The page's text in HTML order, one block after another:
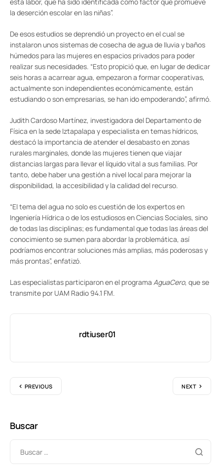
la deserción escolar en las niñas”.
De esos estudios se deprendió un proyecto en el cual se
instalaron unos sistemas de cosecha de agua de lluvia y baños
húmedos para las mujeres en espacios privados para poder
realizar sus necesidades. “Esto propició que, en lugar de dedicar
seis horas a acarrear agua, empezaron a formar cooperativas,
actualmente son independientes económicamente, están
estudiando o son empresarias, se han ido empoderando”, afirmó.
Judith Cardoso Martínez, investigadora del Departamento de
Física en la sede Iztapalapa y especialista en temas hídricos,
destacó la importancia de atender el desabasto en zonas
rurales marginales, donde las mujeres tienen que viajar
distancias largas para llevar el líquido vital a sus familias. Por
tanto, debe haber una gestión a nivel local para mejorar la
disponibilidad, la accesibilidad y la calidad del recurso.
“El tema del agua no solo es cuestión de los expertos en
Ingeniería Hídrica o de los estudiosos en Ciencias Sociales, sino
de todas las disciplinas; es fundamental que todas las áreas del
conocimiento se sumen para abordar la problemática, así
podríamos encontrar soluciones más amplias, más poderosas y
más prontas”, enfatizó.
Las especialistas participaron en el programa AguaCero, que se
transmite por UAM Radio 94.1 FM.
rdtiuser01
PREVIOUS NEXT
Buscar